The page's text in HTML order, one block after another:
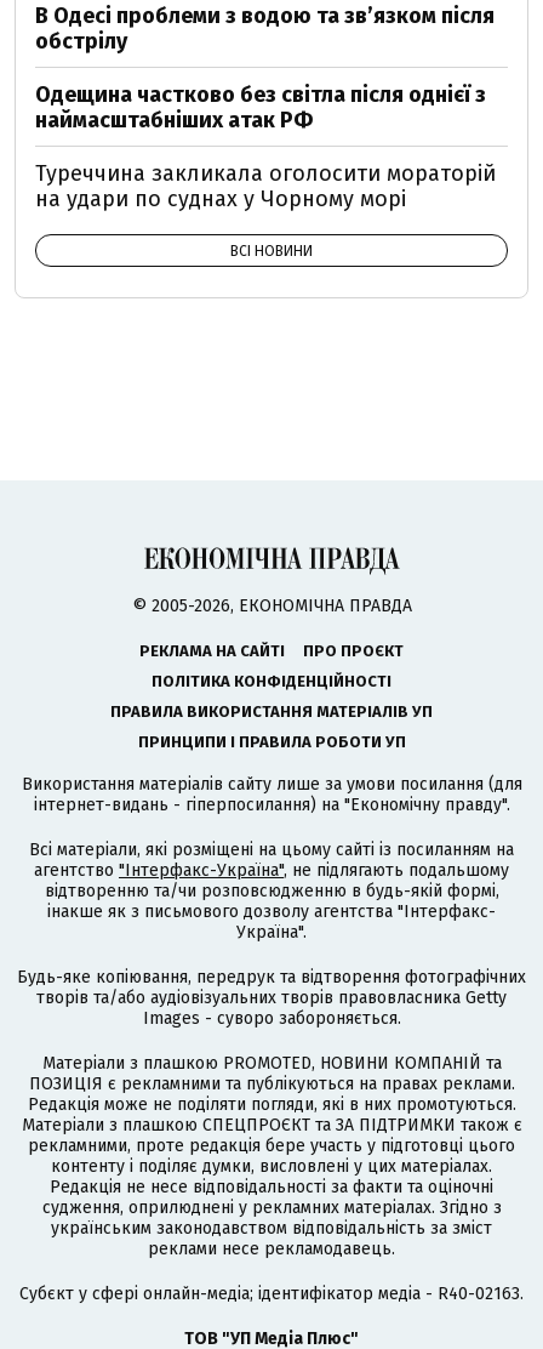
В Одесі проблеми з водою та звʼязком після
обстрілу
Одещина частково без світла після однієї з
наймасштабніших атак РФ
Туреччина закликала оголосити мораторій
на удари по суднах у Чорному морі
ВСІ НОВИНИ
© 2005-2026, ЕКОНОМІЧНА ПРАВДА
РЕКЛАМА НА САЙТІ
ПРО ПРОЄКТ
ПОЛІТИКА КОНФІДЕНЦІЙНОСТІ
ПРАВИЛА ВИКОРИСТАННЯ МАТЕРІАЛІВ УП
ПРИНЦИПИ І ПРАВИЛА РОБОТИ УП
Використання матеріалів сайту лише за умови посилання (для
інтернет-видань - гіперпосилання) на "Економічну правду".
Всі матеріали, які розміщені на цьому сайті із посиланням на
агентство "Інтерфакс-Україна", не підлягають подальшому
відтворенню та/чи розповсюдженню в будь-якій формі,
інакше як з письмового дозволу агентства "Інтерфакс-
Україна".
Будь-яке копіювання, передрук та відтворення фотографічних
творів та/або аудіовізуальних творів правовласника Getty
Images - суворо забороняється.
Матеріали з плашкою PROMOTED, НОВИНИ КОМПАНІЙ та
ПОЗИЦІЯ є рекламними та публікуються на правах реклами.
Редакція може не поділяти погляди, які в них промотуються.
Матеріали з плашкою СПЕЦПРОЄКТ та ЗА ПІДТРИМКИ також є
рекламними, проте редакція бере участь у підготовці цього
контенту і поділяє думки, висловлені у цих матеріалах.
Редакція не несе відповідальності за факти та оціночні
судження, оприлюднені у рекламних матеріалах. Згідно з
українським законодавством відповідальність за зміст
реклами несе рекламодавець.
Cубєкт у сфері онлайн-медіа; ідентифікатор медіа - R40-02163.
ТОВ "УП Медіа Плюс"